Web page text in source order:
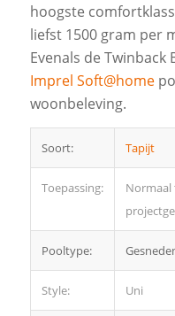
hoogste
liefst 1500 gram per
Evenals de
Imprel Soft@home
woonbeleving.
Soort: Tapijt
Toepassing:
Pooltype:
Style: Uni